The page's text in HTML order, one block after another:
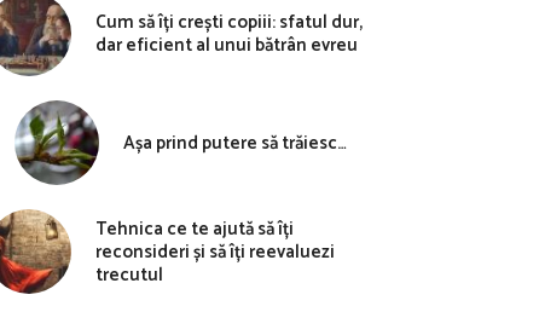
Cum să îți crești copiii: sfatul dur,
dar eficient al unui bătrân evreu
Așa prind putere să trăiesc…
Tehnica ce te ajută să îți
reconsideri și să îți reevaluezi
trecutul